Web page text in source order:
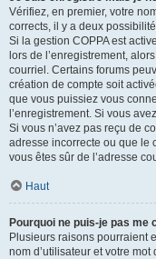
Vérifiez, en premier, votre
corrects, il y a deux
Si la gestion COPPA est
lors de l’enregistrement,
courriel. Certains forums
création de compte soit
que vous puissiez vous
l’enregistrement. Si vous
Si vous n’avez pas reçu de
adresse incorrecte ou que le
vous êtes sûr de l’adresse
Haut
Pourquoi ne puis-je pas me
Plusieurs raisons pourraient
nom d’utilisateur et votre